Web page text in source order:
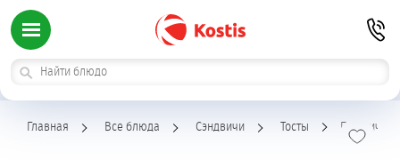
Главная Все блюда Сэндвичи Тосты Пшеничные